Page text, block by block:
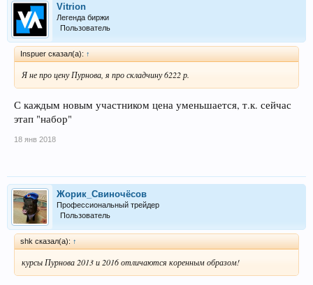
Vitrion
Легенда биржи
Пользователь
Inspuer сказал(а): ↑
Я не про цену Пурнова, я про складчину 6222 р.
С каждым новым участником цена уменьшается, т.к. сейчас
этап "набор"
18 янв 2018
Жорик_Свиночёсов
Профессиональный трейдер
Пользователь
shk сказал(а): ↑
курсы Пурнова 2013 и 2016 отличаются коренным образом!